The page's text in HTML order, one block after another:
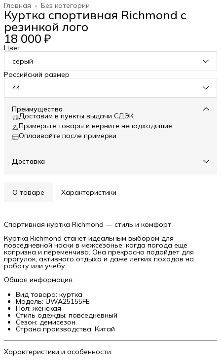
Без категории
Главная ›
Куртка спортивная Richmond с
резинкой лого
18 000 ₽
Цвет
серый
Российский размер
44
Преимущества
Доставим в пункты выдачи СДЭК
Примерьте товары и верните неподходящие
Оплаивайте после примерки
Доставка
О товаре Характеристики
Спортивная куртка Richmond — стиль и комфорт
Куртка Richmond станет идеальным выбором для
повседневной носки в межсезонье, когда погода еще
капризна и переменчива. Она прекрасно подойдет для
прогулок, активного отдыха и даже легких походов на
работу или учебу.
Общая информация:
Вид товара: куртка
Модель: UWA25155FE
Пол: женская
Стиль одежды: повседневный
Сезон: демисезон
Страна производства: Китай
Характеристики и особенности: